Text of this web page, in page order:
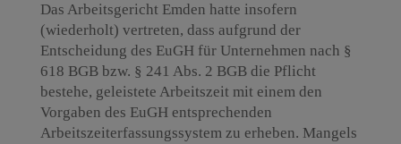
Das Arbeitsgericht Emden hatte insofern
(wiederholt) vertreten, dass aufgrund der
Entscheidung des EuGH für Unternehmen nach §
618 BGB bzw. § 241 Abs. 2 BGB die Pflicht
bestehe, geleistete Arbeitszeit mit einem den
Vorgaben des EuGH entsprechenden
Arbeitszeiterfassungssystem zu erheben. Mangels